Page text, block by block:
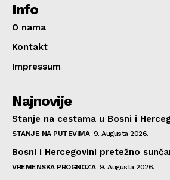
Info
O nama
Kontakt
Impressum
Najnovije
Stanje na cestama u Bosni i
STANJE NA PUTEVIMA 9. Augusta 2026.
Bosni i Hercegovini pretežno
VREMENSKA PROGNOZA 9. Augusta 2026.